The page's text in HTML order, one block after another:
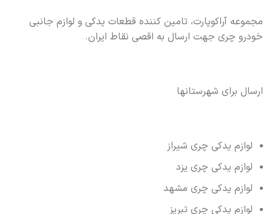
مجموعه آراکوپارت، تامین کننده قطعات یدکی و لوازم جانبی
خودرو چری جهت ارسال به اقصی نقاط ایران.
ارسال برای شهرستانها
لوازم یدکی چری شیراز
لوازم یدکی چری یزد
لوازم یدکی چری مشهد
لوازم یدکی چری تبریز